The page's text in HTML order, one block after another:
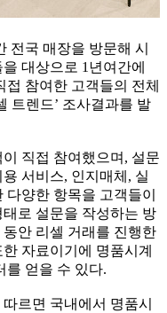
전국 매장을 방문해 시
대상으로 1년여간에
참여한 고객들의 전체
트렌드’ 조사결과를 발
직접 참여했으며, 설문
서비스, 인지매체, 실
양한 항목을 고객들이
로 설문을 작성하는 방
안 리셀 거래를 진행한
자료이기에 명품시계
를 얻을 수 있다.
르면 국내에서 명품시